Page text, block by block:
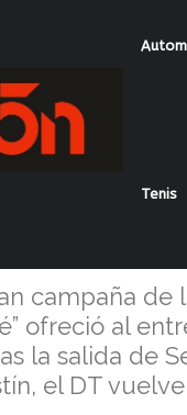
Tenis
Damián González
campaña
ofreció al
la salida de
el DT